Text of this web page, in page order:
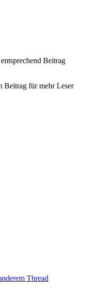
Beitrag
Beitrag für mehr Leser
Thread